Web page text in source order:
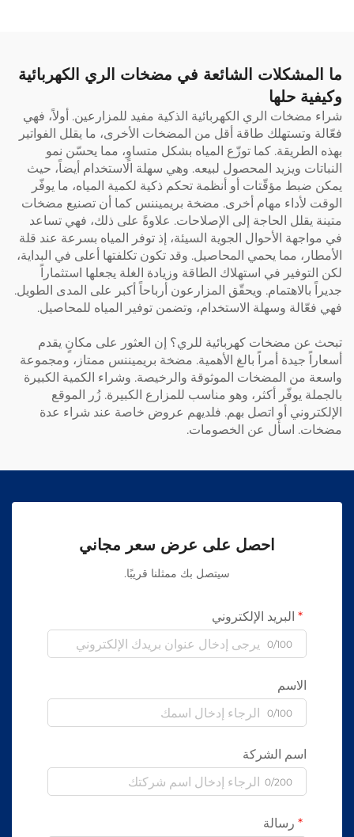
ما المشكلات الشائعة في مضخات الري الكهربائية
وكيفية حلها
شراء مضخات الري الكهربائية الذكية مفيد للمزارعين. أولاً، فهي
فعّالة وتستهلك طاقة أقل من المضخات الأخرى، ما يقلل الفواتير
بهذه الطريقة. كما توزّع المياه بشكل متساوٍ، مما يحسّن نمو
النباتات ويزيد المحصول لبيعه. وهي سهلة الاستخدام أيضاً، حيث
يمكن ضبط مؤقّتات أو أنظمة تحكم ذكية لكمية المياه، ما يوفّر
الوقت لأداء مهام أخرى. مضخة بريميننس كما أن تصنيع مضخات
متينة يقلل الحاجة إلى الإصلاحات. علاوةً على ذلك، فهي تساعد
في مواجهة الأحوال الجوية السيئة، إذ توفر المياه بسرعة عند قلة
الأمطار، مما يحمي المحاصيل. وقد تكون تكلفتها أعلى في البداية،
لكن التوفير في استهلاك الطاقة وزيادة الغلة يجعلها استثماراً
جديراً بالاهتمام. ويحقّق المزارعون أرباحاً أكبر على المدى الطويل.
فهي فعّالة وسهلة الاستخدام، وتضمن توفير المياه للمحاصيل.
تبحث عن مضخات كهربائية للري؟ إن العثور على مكانٍ يقدم
أسعاراً جيدة أمراً بالغ الأهمية. مضخة بريميننس ممتاز، ومجموعة
واسعة من المضخات الموثوقة والرخيصة. وشراء الكمية الكبيرة
بالجملة يوفّر أكثر، وهو مناسب للمزارع الكبيرة. زُر الموقع
الإلكتروني أو اتصل بهم. فلديهم عروض خاصة عند شراء عدة
مضخات. اسأل عن الخصومات.
احصل على عرض سعر مجاني
سيتصل بك ممثلنا قريبًا.
البريد الإلكتروني
0/100
الاسم
0/100
اسم الشركة
0/200
رسالة